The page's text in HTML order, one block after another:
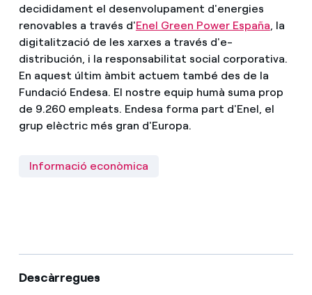
decididament el desenvolupament d'energies
renovables a través d'Enel Green Power España, la
digitalització de les xarxes a través d'e-
distribución, i la responsabilitat social corporativa.
En aquest últim àmbit actuem també des de la
Fundació Endesa. El nostre equip humà suma prop
de 9.260 empleats. Endesa forma part d'Enel, el
grup elèctric més gran d'Europa.
Informació econòmica
Descàrregues